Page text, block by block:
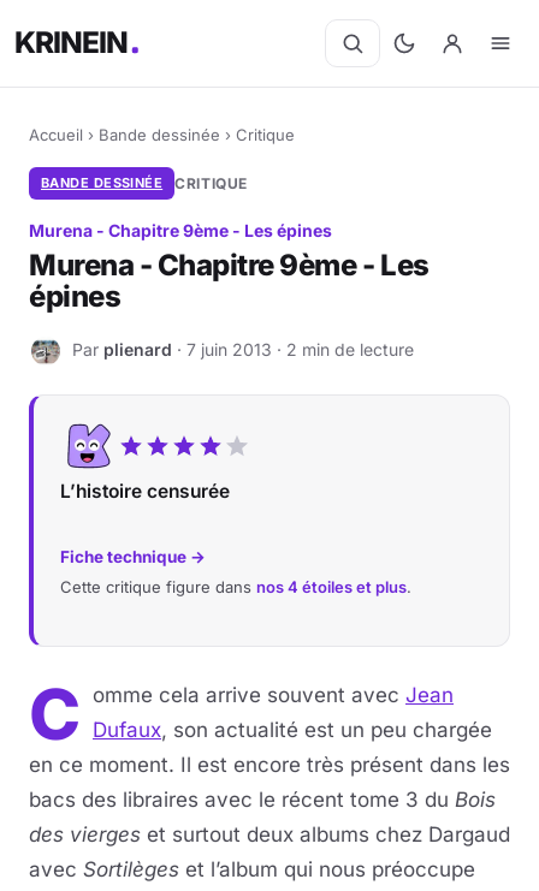
KRINEIN
Accueil › Bande dessinée › Critique
BANDE DESSINÉE CRITIQUE
Murena - Chapitre 9ème - Les épines
Murena - Chapitre 9ème - Les
épines
P Par plienard · 7 juin 2013 · 2 min de lecture
L’histoire censurée
Fiche technique →
Cette critique figure dans nos 4 étoiles et plus.
C omme cela arrive souvent avec Jean
Dufaux, son actualité est un peu chargée
en ce moment. Il est encore très présent dans les
bacs des libraires avec le récent tome 3 du Bois
des vierges et surtout deux albums chez Dargaud
avec Sortilèges et l’album qui nous préoccupe